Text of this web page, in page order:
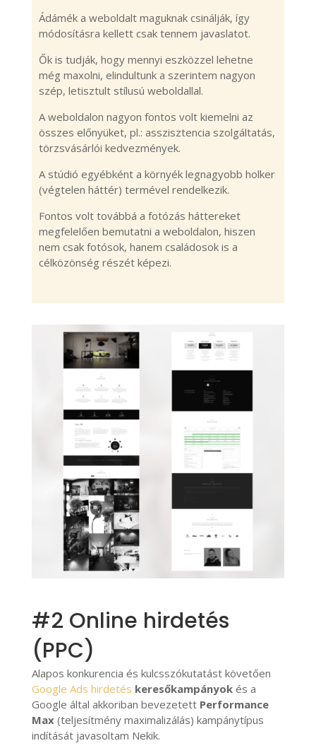
Ádámék a weboldalt maguknak csinálják, így
módosításra kellett csak tennem javaslatot.
Ők is tudják, hogy mennyi eszközzel lehetne
még maxolni, elindultunk a szerintem nagyon
szép, letisztult stílusú weboldallal.
A weboldalon nagyon fontos volt kiemelni az
összes előnyüket, pl.: asszisztencia szolgáltatás,
törzsvásárlói kedvezmények.
A stúdió egyébként a környék legnagyobb holker
(végtelen háttér) termével rendelkezik.
Fontos volt továbbá a fotózás háttereket
megfelelően bemutatni a weboldalon, hiszen
nem csak fotósok, hanem családosok is a
célközönség részét képezi.
#2 Online hirdetés
(PPC)
Alapos konkurencia és kulcsszókutatást követően
Google Ads hirdetés keresőkampányokés a
Google által akkoriban bevezetett Performance
Max(teljesítmény maximalizálás) kampánytípus
indítását javasoltam Nekik.